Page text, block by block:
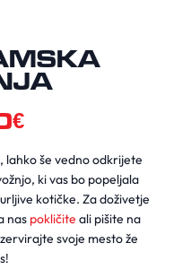
lahko še vedno odkrijete
ki vas bo popeljala
kotičke. Za doživetje
nas pokličite ali pišite na
svoje mesto že